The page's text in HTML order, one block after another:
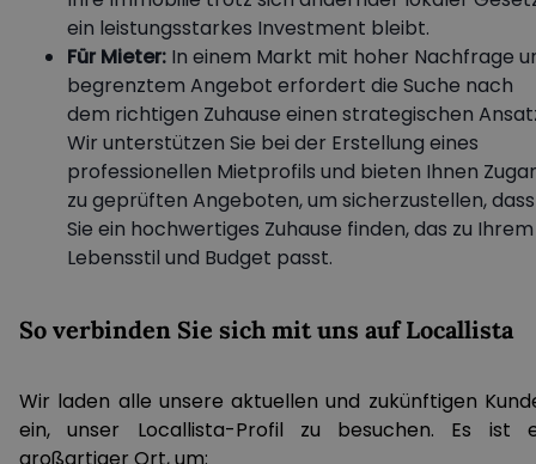
ein leistungsstarkes Investment bleibt.
Für Mieter: In einem Markt mit hoher Nachfrage
begrenztem Angebot erfordert die Suche nach
dem richtigen Zuhause einen strategischen
Wir unterstützen Sie bei der Erstellung eines
professionellen Mietprofils und bieten Ihnen
zu geprüften Angeboten, um sicherzustellen, dass
Sie ein hochwertiges Zuhause finden, das zu Ihrem
Lebensstil und Budget passt.
So verbinden Sie sich mit uns auf Locallista
Wir laden alle unsere aktuellen und zukünftigen
ein, unser Locallista-Profil zu besuchen. Es ist
großartiger Ort, um: